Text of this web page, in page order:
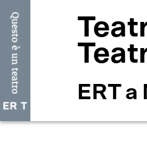
ERT